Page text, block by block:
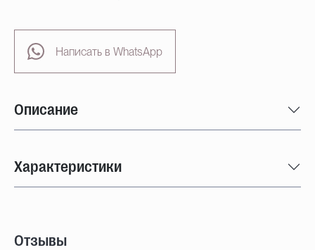
Написать в WhatsApp
Описание
Характеристики
Отзывы